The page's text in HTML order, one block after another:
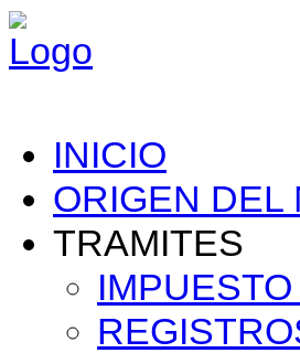
INICIO
ORIGEN DEL
TRAMITES